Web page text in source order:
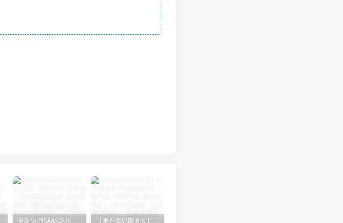
最新短剧SAAS系统源码下载｜多端分销+云存储｜卓创源码网提供 【卓创源码网首发】全开源视频打赏系统源码｜双模板+代理分站+易支付对接｜API全面修复｜站长盈利利器！​